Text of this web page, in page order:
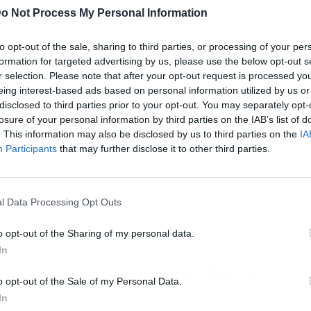
Not Process My Personal Information
opt-out of the sale, sharing to third parties, or processing of your
for targeted advertising by us, please use the below opt-out
selection. Please note that after your opt-out request is processed
interest-based ads based on personal information utilized by us
to third parties prior to your opt-out. You may separately
of your personal information by third parties on the IAB’s list of
This information may also be disclosed by us to third parties on the
Participants that may further disclose it to other third parties.
Data Processing Opt Outs
opt-out of the Sharing of my personal data.
opt-out of the Sale of my Personal Data.
como fundadores a Luciana Mordini y a Luis
y ejecutar servicios contables
que resultan obligatorias para operar
Services se adaptan a